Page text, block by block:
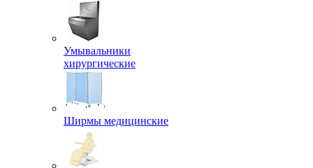
Умывальники
хирургические
Ширмы медицинские